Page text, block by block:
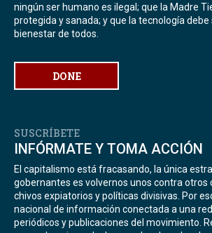
ningún ser humano es ilegal; que la Madre
protegida y sanada; y que la tecnología debe
bienestar de todos.
DONE
SUSCRÍBETE
INFÓRMATE Y TOMA ACCIÓN
El capitalismo está fracasando, la única
gobernantes es volvernos unos contra otros
chivos expiatorios y políticas divisivas. Por
nacional de información conectada a una
periódicos y publicaciones del movimiento.